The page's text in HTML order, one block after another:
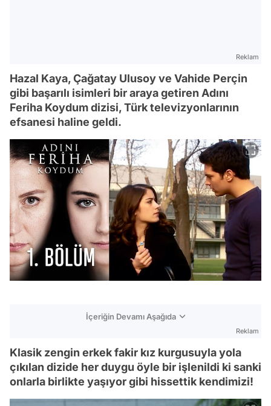
Reklam
Hazal Kaya, Çağatay Ulusoy ve Vahide Perçin
gibi başarılı isimleri bir araya getiren Adını
Feriha Koydum dizisi, Türk televizyonlarının
efsanesi haline geldi.
İçeriğin Devamı Aşağıda
Reklam
Klasik zengin erkek fakir kız kurgusuyla yola
çıkılan dizide her duygu öyle bir işlenildi ki sanki
onlarla birlikte yaşıyor gibi hissettik kendimizi!